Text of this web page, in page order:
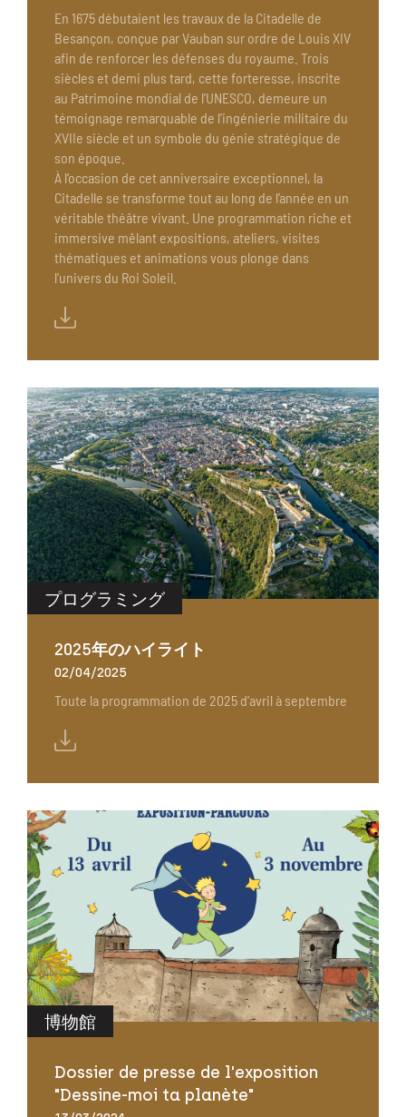
En 1675 débutaient les travaux de la Citadelle de
Besançon, conçue par Vauban sur ordre de Louis XIV
afin de renforcer les défenses du royaume. Trois
siècles et demi plus tard, cette forteresse, inscrite
au Patrimoine mondial de l’UNESCO, demeure un
témoignage remarquable de l’ingénierie militaire du
XVIIe siècle et un symbole du génie stratégique de
son époque.
À l’occasion de cet anniversaire exceptionnel, la
Citadelle se transforme tout au long de l’année en un
véritable théâtre vivant. Une programmation riche et
immersive mêlant expositions, ateliers, visites
thématiques et animations vous plonge dans
l’univers du Roi Soleil.
プログラミング
2025年のハイライト
02/04/2025
Toute la programmation de 2025 d'avril à septembre
博物館
Dossier de presse de l'exposition
"Dessine-moi ta planète"